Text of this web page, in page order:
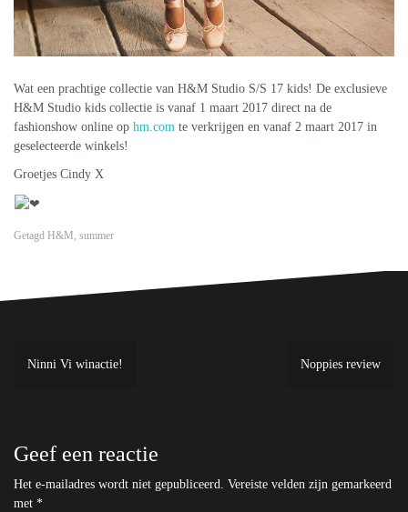
Wat een prachtige collectie van H&M Studio S/S 17 kids! De exclusieve
H&M Studio kids collectie is vanaf 1 maart 2017 direct na de
fashionshow online op hm.com te verkrijgen en vanaf 2 maart 2017 in
geselecteerde winkels!
Groetjes Cindy X
Getagd H&M summer
Bericht
Ninni Vi winactie! Noppies review
Geef een reactie
Het e-mailadres wordt niet gepubliceerd. Vereiste velden zijn gemarkeerd
met *